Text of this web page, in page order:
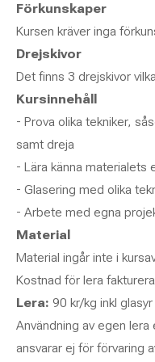
Förkunskaper
Kursen kräver inga
Drejskivor
Det finns 3 drejskivor
Kursinnehåll
- Prova olika tekniker,
samt dreja
- Lära känna
- Glasering med olika
- Arbete med egna
Material
Material ingår inte i
Kostnad för lera
Lera: 90 kr/kg inkl
Användning av egen lera
ansvarar ej för förvaring